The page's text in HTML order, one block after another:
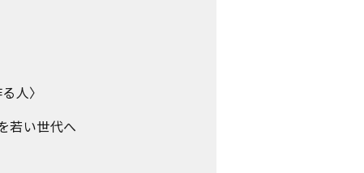
人〉
若い世代へ